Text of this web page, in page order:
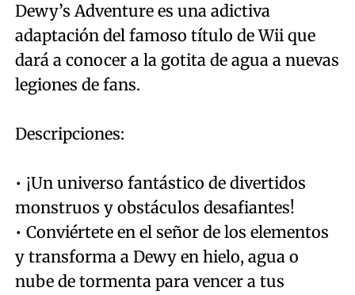
Dewy’s Adventure es una adictiva
adaptación del famoso título de Wii que
dará a conocer a la gotita de agua a nuevas
legiones de fans.
Descripciones:
• ¡Un universo fantástico de divertidos
monstruos y obstáculos desafiantes!
• Conviértete en el señor de los elementos
y transforma a Dewy en hielo, agua o
nube de tormenta para vencer a tus